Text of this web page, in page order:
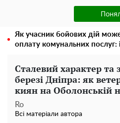
Повністю гола Анна
таких розмірів ви ще не
Як учасник бойових дій
оплату комунальних послуг:
Сталевий характер та
березі Дніпра: як
киян на Оболонській
Ro
Всі матеріали автора